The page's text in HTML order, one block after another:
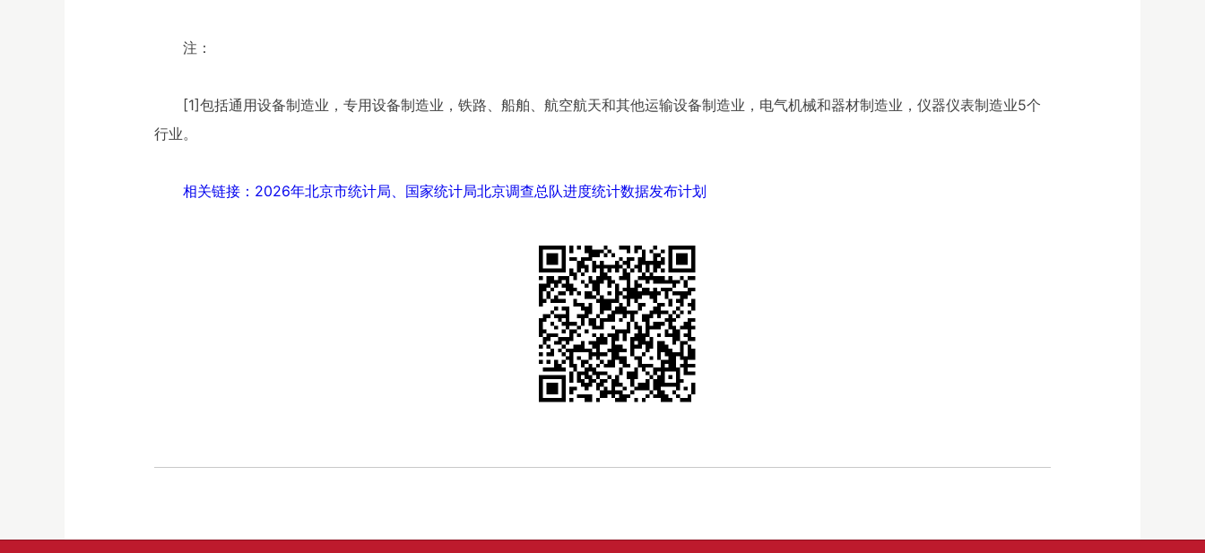
注：
[1]包括通用设备制造业，专用设备制造业，铁路、船舶、航空航天和其他运输设备制造业，电气机械和器材制造业，仪器仪表制造业5个
行业。
相关链接：2026年北京市统计局、国家统计局北京调查总队进度统计数据发布计划